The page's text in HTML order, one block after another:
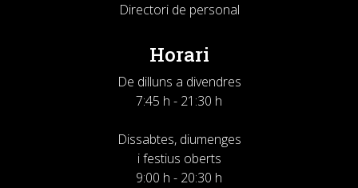
Directori de personal
Horari
De dilluns a divendres
7:45 h - 21:30 h
Dissabtes, diumenges
i festius oberts
9:00 h - 20:30 h